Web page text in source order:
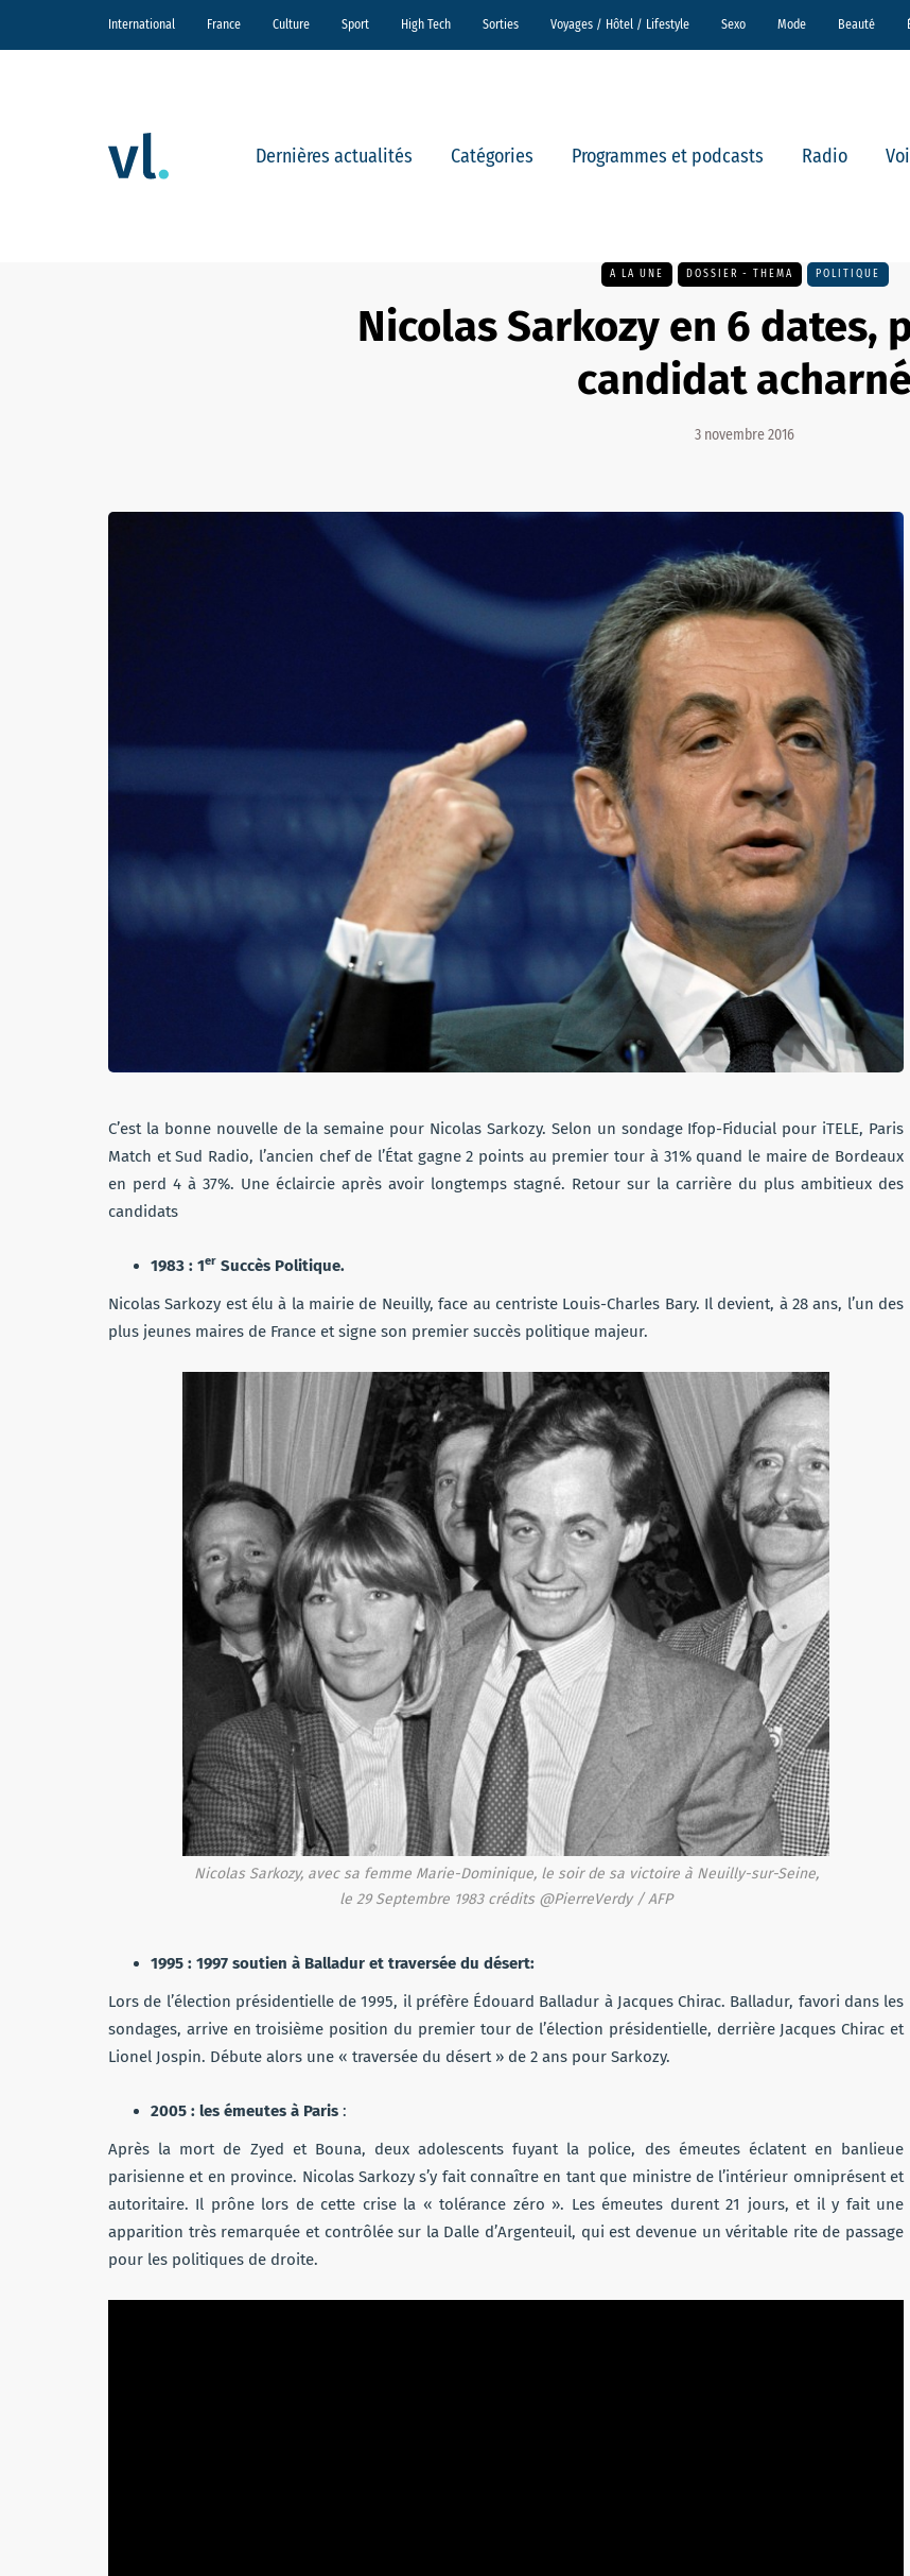
International France Culture Sport High Tech Sorties Voyages / Hôtel / Lifestyle Sexo Mode Beauté
Dernières actualités Catégories Programmes et podcasts Radio
A LA UNE DOSSIER - THEMA POLITIQUE
Nicolas Sarkozy en 6 dates,
candidat acharné
3 novembre 2016
C’est la bonne nouvelle de la semaine pour Nicolas Sarkozy. Selon un sondage Ifop-Fiducial pour iTELE, Paris
Match et Sud Radio, l’ancien chef de l’État gagne 2 points au premier tour à 31% quand le maire de Bordeaux
en perd 4 à 37%. Une éclaircie après avoir longtemps stagné. Retour sur la carrière du plus ambitieux des
candidats
1983 : 1er Succès Politique.
Nicolas Sarkozy est élu à la mairie de Neuilly, face au centriste Louis-Charles Bary. Il devient, à 28 ans, l’un des
plus jeunes maires de France et signe son premier succès politique majeur.
Nicolas Sarkozy, avec sa femme Marie-Dominique, le soir de sa victoire à Neuilly-sur-Seine,
le 29 Septembre 1983 crédits @PierreVerdy / AFP
1995 : 1997 soutien à Balladur et traversée du désert:
Lors de l’élection présidentielle de 1995, il préfère Édouard Balladur à Jacques Chirac. Balladur, favori dans les
sondages, arrive en troisième position du premier tour de l’élection présidentielle, derrière Jacques Chirac et
Lionel Jospin. Débute alors une « traversée du désert » de 2 ans pour Sarkozy.
2005 : les émeutes à Paris :
Après la mort de Zyed et Bouna, deux adolescents fuyant la police, des émeutes éclatent en banlieue
parisienne et en province. Nicolas Sarkozy s’y fait connaître en tant que ministre de l’intérieur omniprésent et
autoritaire. Il prône lors de cette crise la « tolérance zéro ». Les émeutes durent 21 jours, et il y fait une
apparition très remarquée et contrôlée sur la Dalle d’Argenteuil, qui est devenue un véritable rite de passage
pour les politiques de droite.